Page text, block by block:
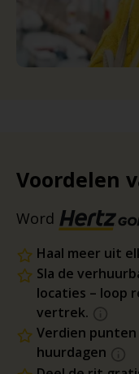
Voordelen
Word
Haal meer uit
Sla de
locaties – loop
vertrek.
Verdien
huurdagen